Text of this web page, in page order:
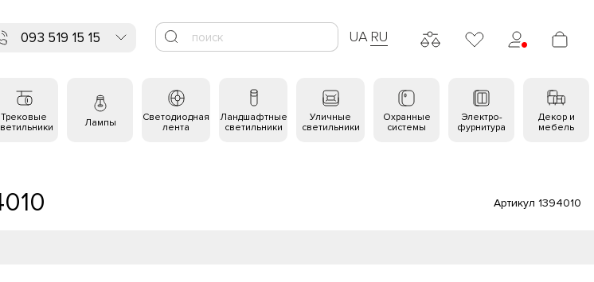
093 519 15 15 UA RU
Трековые
Лампы
Светодиодная
лента
Ландшафтные
светильники
Уличные
светильники
Охранные
системы
Электро-
фурнитура
Декор и
мебель
Артикул 1394010